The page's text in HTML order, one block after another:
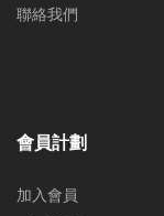
聯絡我們
會員計劃
加入會員